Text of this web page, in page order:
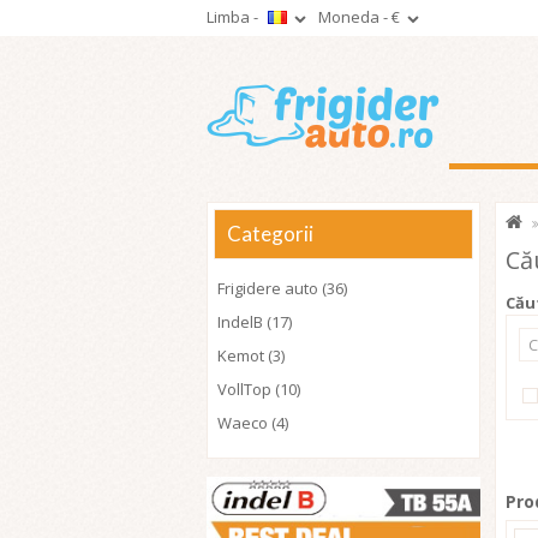
Limba - Moneda -€
Categorii
Frigidere auto (36)
IndelB (17)
Kemot (3)
VollTop (10)
Waeco (4)